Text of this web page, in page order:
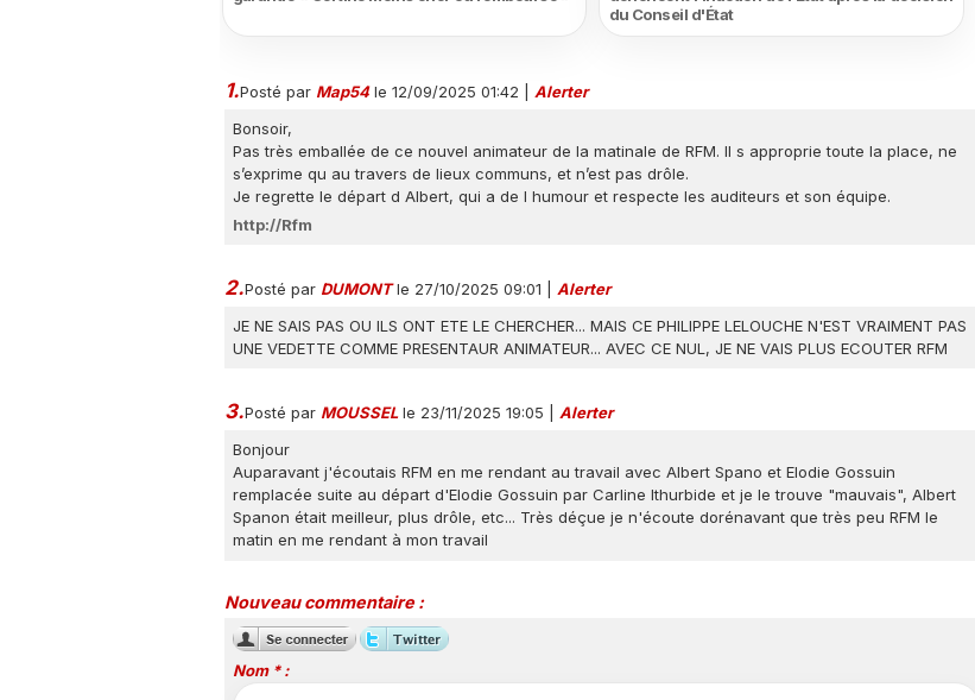
du Conseil d'État
1.Posté par Map54 le 12/09/2025 01:42
Alerter
Bonsoir,
Pas très emballée de ce nouvel animateur de la matinale de RFM. Il s approprie toute la place, ne
s’exprime qu au travers de lieux communs, et n’est pas drôle.
Je regrette le départ d Albert, qui a de l humour et respecte les auditeurs et son équipe.
http://Rfm
2.Posté par DUMONT le 27/10/2025 09:01
Alerter
JE NE SAIS PAS OU ILS ONT ETE LE CHERCHER... MAIS CE PHILIPPE LELOUCHE N'EST VRAIMENT PAS
UNE VEDETTE COMME PRESENTAUR ANIMATEUR... AVEC CE NUL, JE NE VAIS PLUS ECOUTER RFM
3.Posté par MOUSSEL le 23/11/2025 19:05
Alerter
Bonjour
Auparavant j'écoutais RFM en me rendant au travail avec Albert Spano et Elodie Gossuin
remplacée suite au départ d'Elodie Gossuin par Carline Ithurbide et je le trouve "mauvais", Albert
Spanon était meilleur, plus drôle, etc... Très déçue je n'écoute dorénavant que très peu RFM le
matin en me rendant à mon travail
Nouveau commentaire :
Nom * :